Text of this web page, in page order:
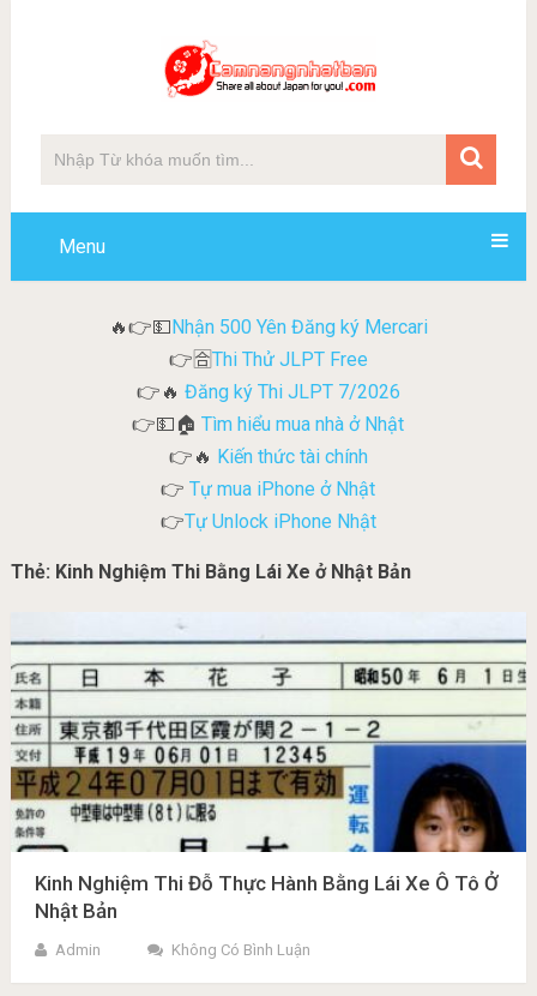
Menu
🔥👉💵Nhận 500 Yên Đăng ký Mercari
👉🈴Thi Thử JLPT Free
👉🔥 Đăng ký Thi JLPT 7/2026
👉💵🏠Tìm hiểu mua nhà ở Nhật
👉🔥 Kiến thức tài chính
👉 Tự mua iPhone ở Nhật
👉Tự Unlock iPhone Nhật
Thẻ: Kinh Nghiệm Thi Bằng Lái Xe ở Nhật Bản
Kinh Nghiệm Thi Đỗ Thực Hành Bằng Lái Xe Ô Tô Ở
Nhật Bản
Admin Không Có Bình Luận